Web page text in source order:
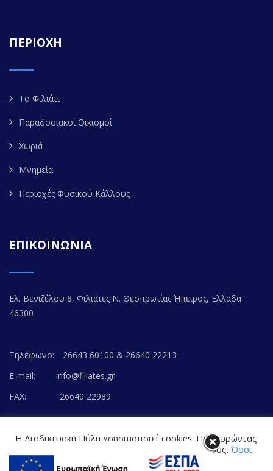
ΠΕΡΙΟΧΗ
Το Φιλιάτι
Παραδοσιακοί Οικισμοί
Χωριά
Μνημεία
Περιοχές Φυσικού Κάλλους
ΕΠΙΚΟΙΝΩΝΙΑ
Ελ. Βενιζέλου 8, Φιλιάτες Ν. Θεσπρωτίας Ήπειρος, Ελλάδα
46300
Τηλέφωνο:
26643 60100 & 26640 22213
E-mail:
info@filiates.gr
FAX:
26640 22989
© Copyright 2020. FILIATES.GR | All Rights Reserved.
Η Διαδικτυακή Πύλη χρησιμοποιεί cookies. Προχωρώντας
στο περιεχόμενο, συναινείτε με την αποδοχή τους. Όροι
Χρήσης Ιστοτόπου